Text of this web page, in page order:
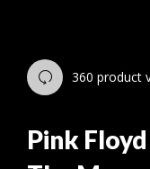
360 product
Pink